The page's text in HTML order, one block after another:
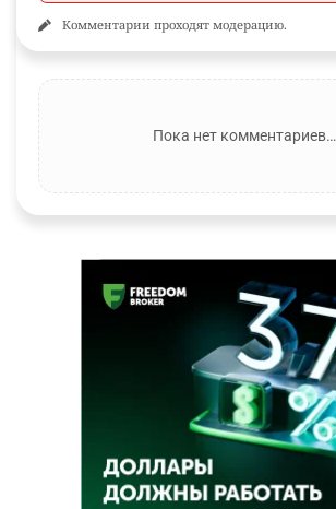
Комментарии проходят модерацию.
Пока нет комментариев…